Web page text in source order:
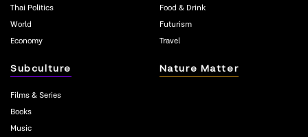
Thai Politics
World
Economy
Food & Drink
Futurism
Travel
Subculture
Films & Series
Books
Music
Nature Matter